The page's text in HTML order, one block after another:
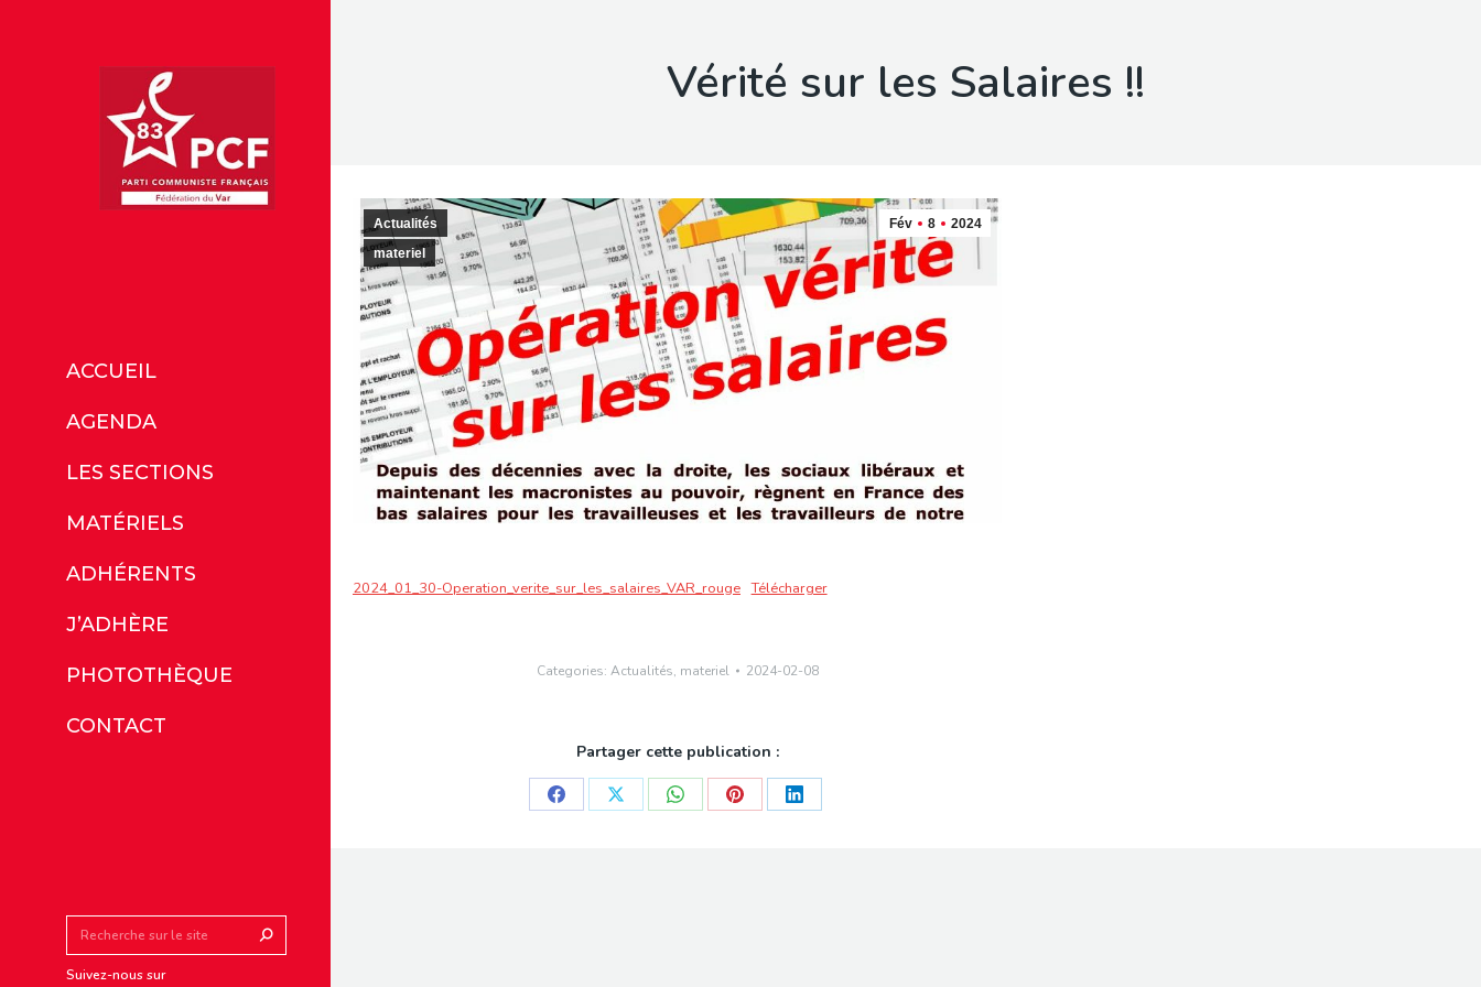
ACCUEIL
AGENDA
LES SECTIONS
MATÉRIELS
ADHÉRENTS
J’ADHÈRE
PHOTOTHÈQUE
CONTACT
Search:
Suivez-nous sur
Vérité sur les Salaires !!
Fév 8 2024
Actualités
materiel
2024_01_30-Operation_verite_sur_les_salaires_VAR_rouge Télécharger
Categories: Actualités, materiel 2024-02-08
Partager cette publication :
Share
Share
Share
Share
Share